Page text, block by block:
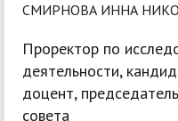
СМИРНОВА ИННА
Проректор по
деятельности,
доцент,
совета